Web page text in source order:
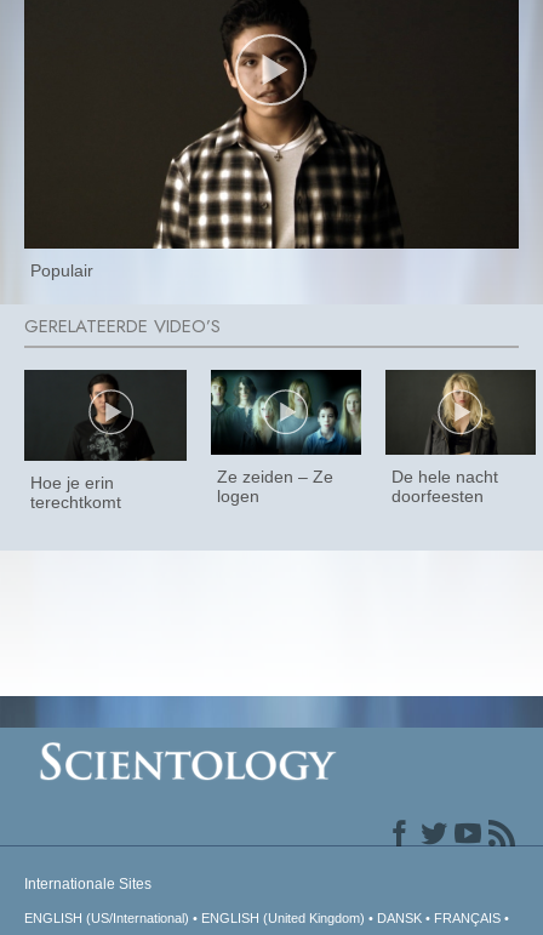
Populair
Hoe je erin
terechtkomt
Ze zeiden – Ze
logen
De hele nacht
doorfeesten
Internationale Sites
ENGLISH (US/International) ENGLISH (United Kingdom) DANSK FRANÇAIS